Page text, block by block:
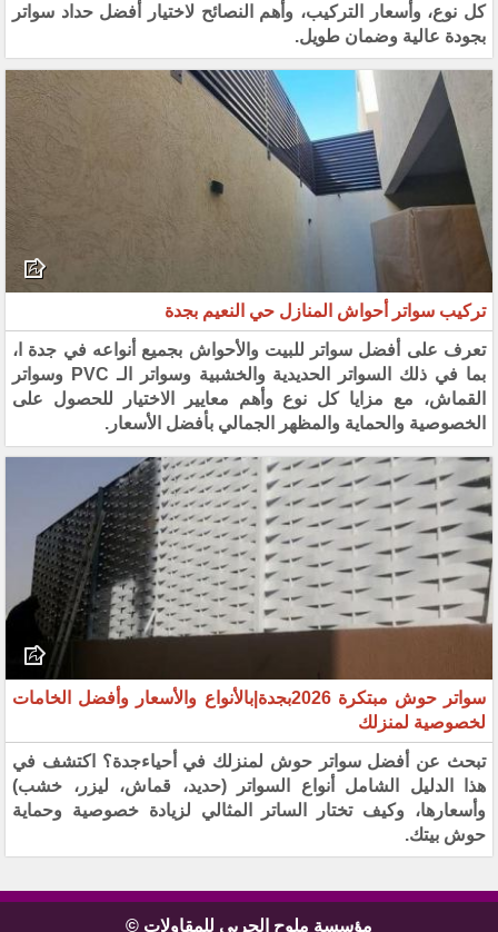
كل نوع، وأسعار التركيب، وأهم النصائح لاختيار أفضل حداد سواتر
بجودة عالية وضمان طويل.
تركيب سواتر أحواش المنازل حي النعيم بجدة
تعرف على أفضل سواتر للبيت والأحواش بجميع أنواعه في جدة ا،
بما في ذلك السواتر الحديدية والخشبية وسواتر الـ PVC وسواتر
القماش، مع مزايا كل نوع وأهم معايير الاختيار للحصول على
الخصوصية والحماية والمظهر الجمالي بأفضل الأسعار.
سواتر حوش مبتكرة 2026بجدة|بالأنواع والأسعار وأفضل الخامات
لخصوصية لمنزلك
تبحث عن أفضل سواتر حوش لمنزلك في أحياءجدة؟ اكتشف في
هذا الدليل الشامل أنواع السواتر (حديد، قماش، ليزر، خشب)
وأسعارها، وكيف تختار الساتر المثالي لزيادة خصوصية وحماية
حوش بيتك.
مؤسسة ملوح الحربي للمقاولات ©